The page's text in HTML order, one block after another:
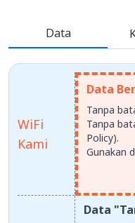
Data
WiFi
Kami
Data
Tanpa
Tanpa
Policy).
Gunakan
Data